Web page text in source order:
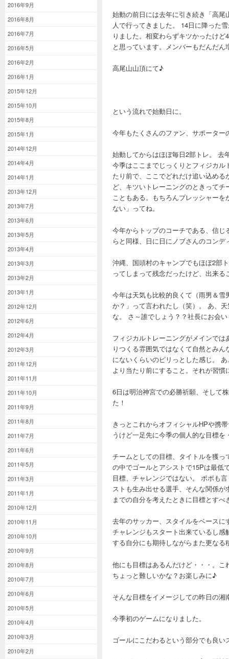
2016年9月
2016年8月
2016年7月
2016年5月
2016年2月
2016年1月
2015年12月
2015年10月
2015年8月
2015年1月
2014年12月
2014年4月
2014年1月
2013年12月
2013年7月
2013年6月
2013年5月
2013年4月
2013年3月
2013年2月
2013年1月
2012年12月
2012年6月
2012年4月
2012年3月
2011年12月
2011年11月
2011年10月
2011年9月
2011年8月
2011年7月
2011年6月
2011年5月
2011年3月
2011年1月
2010年12月
2010年11月
2010年10月
2010年9月
2010年8月
2010年7月
2010年6月
2010年5月
2010年4月
2010年3月
2010年2月
始動の前日には去年に引き続き「高
人で行ってきました。 14日に降った
りました。相変わらずキツかったけ
と思っています。メンバーもだんだん
高尾山山頂にて♪
という流れで始動日に。
今年もたくさんのファン、サポータ
始動してからはほぼ毎日2部トレ。 去
今季はここまでじっくりとフィジカ
たり前で、ここでどれだけ追い込め
ど、キツいトレーニングのときって
こともある。もちろんプレッシャー
ない」ってね。
今年からトップのコーチである、信
らと同様、日に日にノブさんのコン
沖縄、国頭村のキャンプでもほぼ2部
ってしまって残念だったけど、出来
今年は天気も比較的良くて（雨男＆
か？」って言われたし（笑）。 あ、
な。 さ～誰でしょう？？社長にお会
フィジカルトレーニングがメインで
りつくる雰囲気ではなくて自然とみ
にないくらいのピリっとした感じ。
より当たり前にすること。それが習
6日は明治神宮での必勝祈願、そして
た！
きっとこれからオフィシャルHPや携
うけど一足先に今季の個人的な目標を
チームとしての目標、タイトルを獲
の中でゴールとアシストで15Pは最低
目標、チャレンジではない。 ポポも
ストも生み出せる選手、そんな関係
までの自分を考えたときに目標とす
去年のサッカー、スタイルをベース
チャレンジもスタート出来ているし
する自分にも期待しながらまた更な
他にも目標はあるんだけど・・・。
ちょっと難しいかな？お楽しみに♪
そんな目標をイメージしての昨日の
今季初のゲームになりました。
ゴールにこだわるという部分でも良